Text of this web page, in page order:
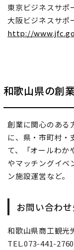
東京ビジネスサポ
大阪ビジネスサポ
http://
和歌山県の創
創業に関心のある
に、県・市町村・
て、「オールわか
やマッチングイベ
ン施設運営など。
お問い合わ
和歌山県商工観光
TEL.073-441-2760